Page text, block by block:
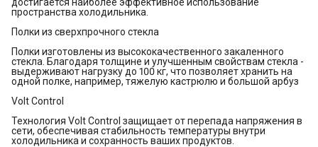
пространства холодильника.
Полки из сверхпрочного стекла
Полки изготовлены из высококачественного закаленного
стекла. Благодаря толщине и улучшенным свойствам стекла -
выдерживают нагрузку до 100 кг, что позволяет хранить на
одной полке, например, тяжелую кастрюлю и большой арбуз
Volt Control
Технология Volt Control защищает от перепада напряжения в
сети, обеспечивая стабильность температуры внутри
холодильника и сохранность ваших продуктов.